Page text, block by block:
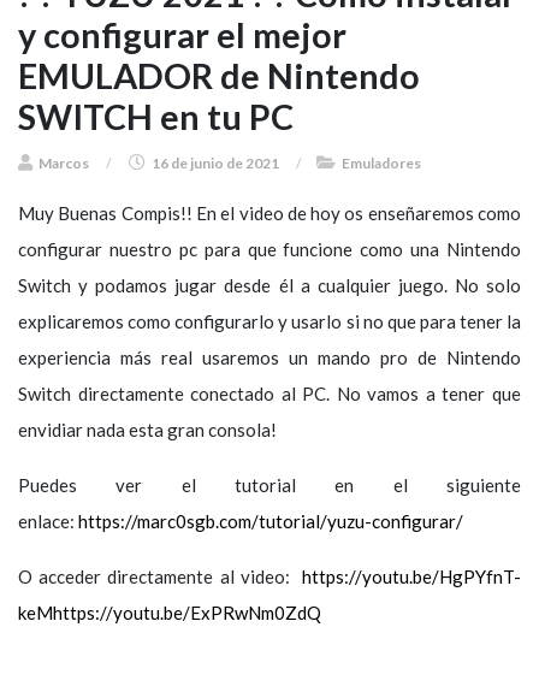
y configurar el mejor
EMULADOR de Nintendo
SWITCH en tu PC
Marcos / 16 de junio de 2021 / Emuladores
Muy Buenas Compis!! En el video de hoy os enseñaremos como
configurar nuestro pc para que funcione como una Nintendo
Switch y podamos jugar desde él a cualquier juego. No solo
explicaremos como configurarlo y usarlo si no que para tener la
experiencia más real usaremos un mando pro de Nintendo
Switch directamente conectado al PC. No vamos a tener que
envidiar nada esta gran consola!
Puedes ver el tutorial en el siguiente
enlace: https://marc0sgb.com/tutorial/yuzu-configurar/
O acceder directamente al video: https://youtu.be/HgPYfnT-
keMhttps://youtu.be/ExPRwNm0ZdQ